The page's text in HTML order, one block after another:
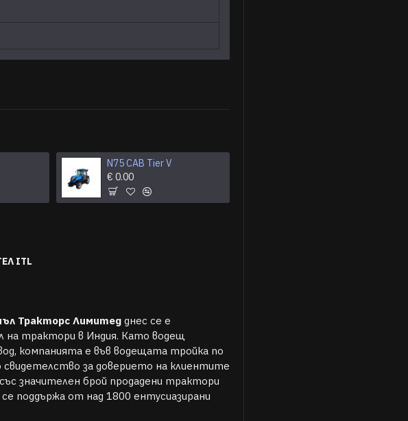
N75 CAB Tier V
€ 0.00
ITL
Тракторс Лимитедднес се е
на трактори в Индия. Като водещ
компанията е във водещата тройка по
свидетелство за доверието на клиентите
значителен брой продадени трактори
поддържа от над 1800 ентусиазирани